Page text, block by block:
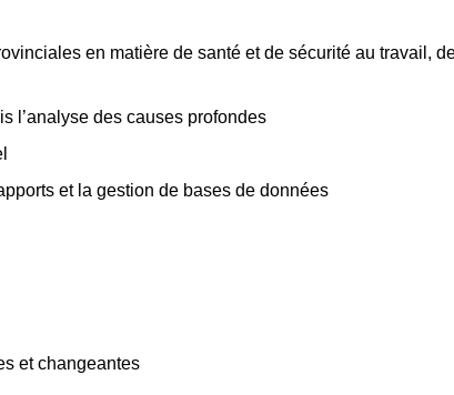
en matière de santé et de sécurité au travail,
l’analyse des causes profondes
et la gestion de bases de données
et changeantes